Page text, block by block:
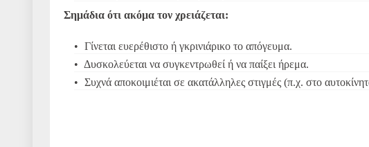
Σημάδια ότι ακόμα τον χρειάζεται:
Γίνεται ευερέθιστο ή γκρινιάρικο το απόγευμα.
Δυσκολεύεται να συγκεντρωθεί ή να παίξει ήρεμα.
Συχνά αποκοιμιέται σε ακατάλληλες στιγμές (π.χ. στο